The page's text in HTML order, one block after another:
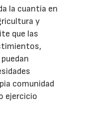
la cuantía en
y
que las
comunidad
ejercicio